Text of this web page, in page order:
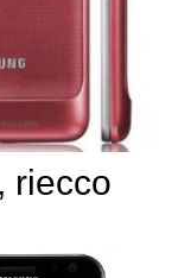
riecco